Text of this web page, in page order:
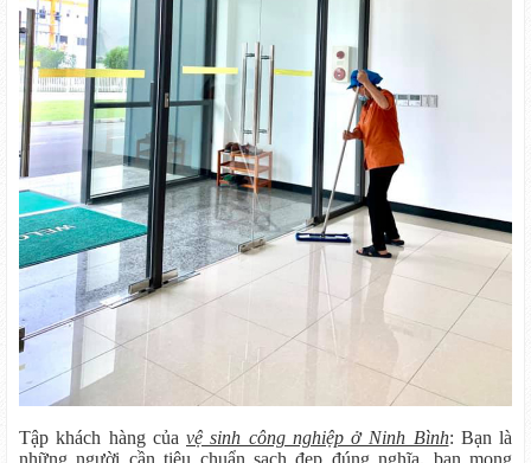
Tập khách hàng của vệ sinh công nghiệp ở Ninh Bình: Bạn là